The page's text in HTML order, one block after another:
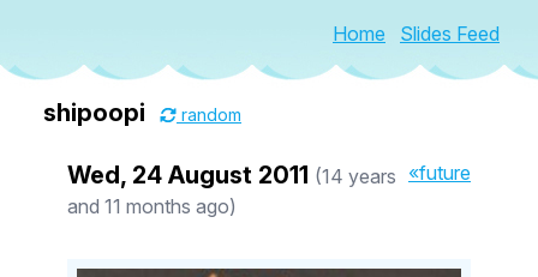
Home Slides Feed
shipoopi random
«future
Wed, 24 August 2011 (14 years
and 11 months ago)